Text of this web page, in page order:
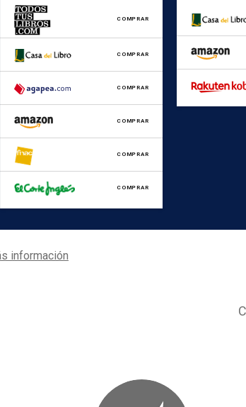
COMPRAR
COMPRAR
COMPRAR
COMPRAR
COMPRAR
COMPRAR
información